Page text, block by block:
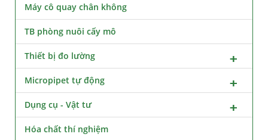
Máy cô quay chân không
TB phòng nuôi cấy mô
Thiết bị đo lường
Micropipet tự động
Dụng cụ - Vật tư
Hóa chất thí nghiệm